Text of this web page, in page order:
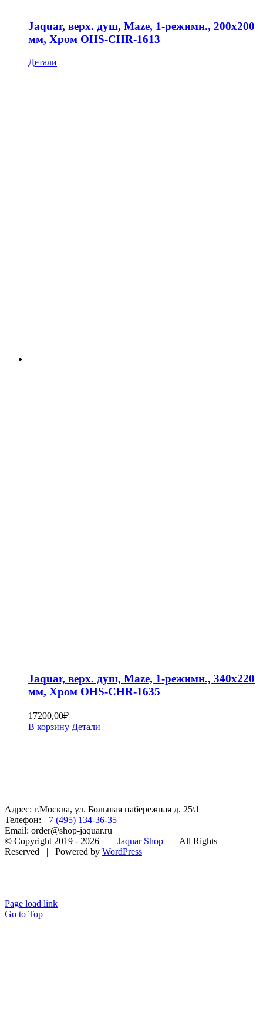
Jaquar, верх. душ, Maze, 1-режимн., 200х200
мм, Хром OHS-CHR-1613
Детали
Jaquar, верх. душ, Maze, 1-режимн., 340х220
мм, Хром OHS-CHR-1635
17200,00₽
В корзину Детали
Адрес: г.Москва, ул. Большая набережная д. 25\1
Телефон: +7 (495) 134-36-35
Email: order@shop-jaquar.ru
© Copyright 2019 - 2026 | Jaquar Shop | All Rights
Reserved | Powered by WordPress
Page load link
Go to Top